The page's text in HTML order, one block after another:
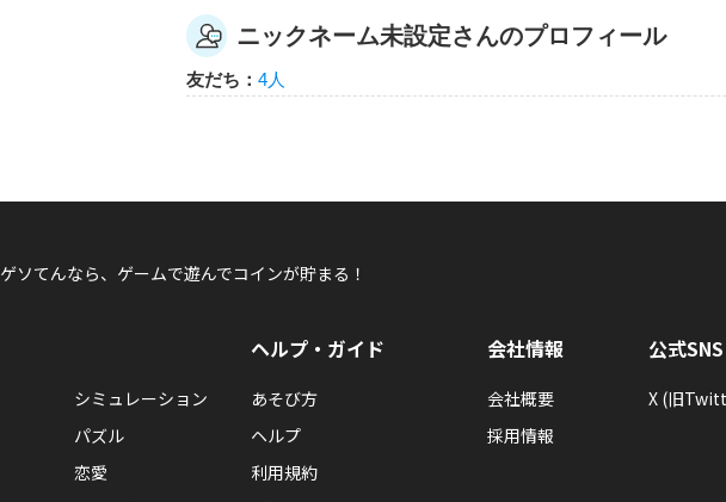
ニックネーム未設定さんのプロフィール
友だち： 4人
ゲソてんなら、ゲームで遊んでコインが貯まる！
シミュレーション
パズル
恋愛
ヘルプ・ガイド
あそび方
ヘルプ
利用規約
会社情報
会社概要
採用情報
公式SNS
X (旧